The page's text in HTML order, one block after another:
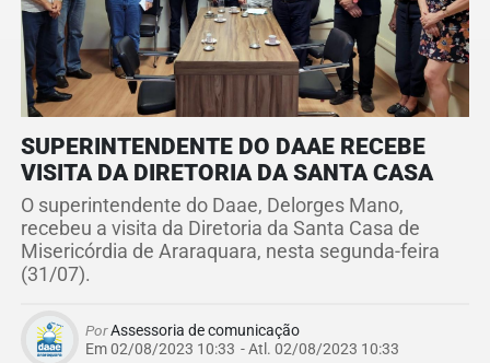
SUPERINTENDENTE DO DAAE RECEBE
VISITA DA DIRETORIA DA SANTA CASA
O superintendente do Daae, Delorges Mano,
recebeu a visita da Diretoria da Santa Casa de
Misericórdia de Araraquara, nesta segunda-feira
(31/07).
PorAssessoria de comunicação
Em 02/08/2023 10:33 - Atl. 02/08/2023 10:33